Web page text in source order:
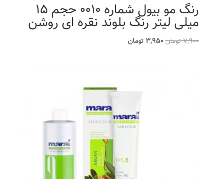
رنگ مو بیول شماره 0010 حجم 15
میلی لیتر رنگ بلوند نقره ای روشن
7,900تومانقیمت
3,950 تومانقیمت